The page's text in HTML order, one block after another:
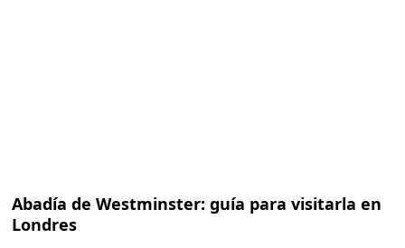
Abadía de Westminster: guía para visitarla en
Londres